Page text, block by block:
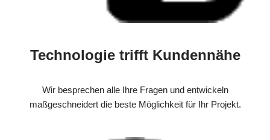
Technologie trifft Kundennähe
Wir besprechen alle Ihre Fragen und entwickeln
maßgeschneidert die beste Möglichkeit für Ihr Projekt.